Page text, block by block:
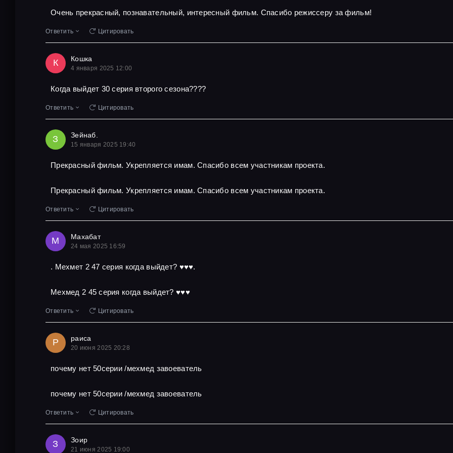
Очень прекрасный, познавательный, интересный фильм. Спасибо режиссеру за фильм!
Ответить Цитировать
К Кошка
4 января 2025 12:00
Когда выйдет 30 серия второго сезона????
Ответить Цитировать
З Зейнаб.
15 января 2025 19:40
Прекрасный фильм. Укрепляется имам. Спасибо всем участникам проекта.
Прекрасный фильм. Укрепляется имам. Спасибо всем участникам проекта.
Ответить Цитировать
М Махабат
24 мая 2025 16:59
. Мехмет 2 47 серия когда выйдет? ♥️♥️♥️.
Мехмед 2 45 серия когда выйдет? ♥️♥️♥️
Ответить Цитировать
Р раиса
20 июня 2025 20:28
почему нет 50серии /мехмед завоеватель
почему нет 50серии /мехмед завоеватель
Ответить Цитировать
З Зоир
21 июня 2025 19:00